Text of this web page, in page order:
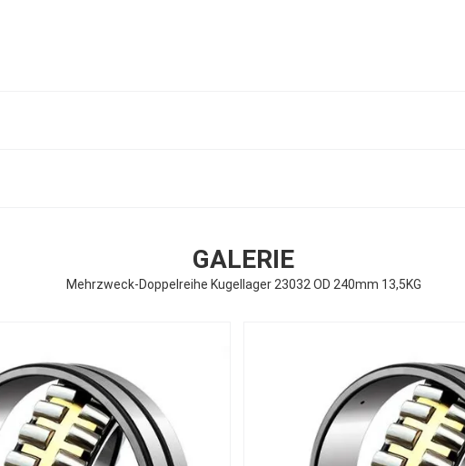
GALERIE
Mehrzweck-Doppelreihe Kugellager 23032 OD 240mm 13,5KG